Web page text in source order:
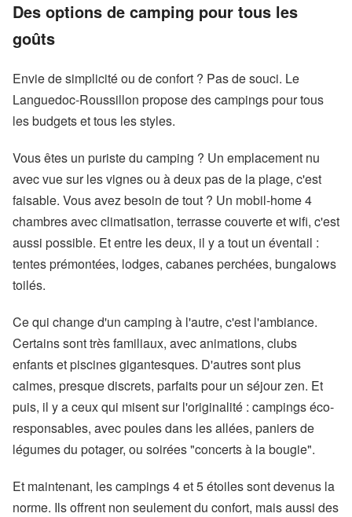
Des options de camping pour tous les
goûts
Envie de simplicité ou de confort ? Pas de souci. Le
Languedoc-Roussillon propose des campings pour tous
les budgets et tous les styles.
Vous êtes un puriste du camping ? Un emplacement nu
avec vue sur les vignes ou à deux pas de la plage, c'est
faisable. Vous avez besoin de tout ? Un mobil-home 4
chambres avec climatisation, terrasse couverte et wifi, c'est
aussi possible. Et entre les deux, il y a tout un éventail :
tentes prémontées, lodges, cabanes perchées, bungalows
toilés.
Ce qui change d'un camping à l'autre, c'est l'ambiance.
Certains sont très familiaux, avec animations, clubs
enfants et piscines gigantesques. D'autres sont plus
calmes, presque discrets, parfaits pour un séjour zen. Et
puis, il y a ceux qui misent sur l'originalité : campings éco-
responsables, avec poules dans les allées, paniers de
légumes du potager, ou soirées "concerts à la bougie".
Et maintenant, les campings 4 et 5 étoiles sont devenus la
norme. Ils offrent non seulement du confort, mais aussi des